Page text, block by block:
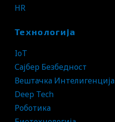
HR
Технологија
IoT
Сајбер Безбедност
Вештачка Интелигенција
Deep Tech
Роботика